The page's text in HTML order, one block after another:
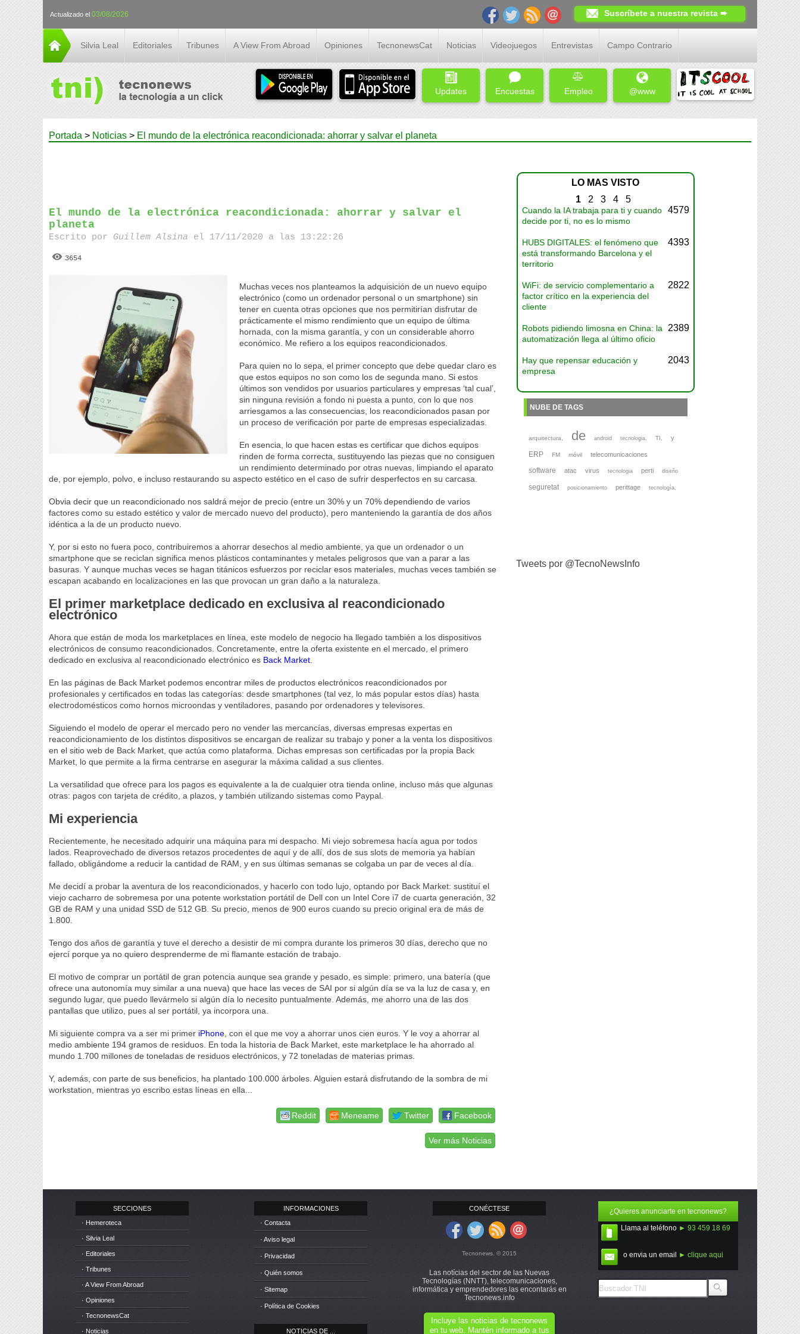
Actualizado el 03/08/2026 Suscríbete a nuestra revista ➨
Silvia Leal Editoriales Tribunes A View From Abroad Opiniones TecnonewsCat Noticias Videojuegos Entrevistas Campo Contrario
Updates Encuestas Empleo @www
Portada > Noticias > El mundo de la electrónica reacondicionada: ahorrar y salvar el planeta
El mundo de la electrónica reacondicionada: ahorrar y salvar el
planeta
Escrito por Guillem Alsina el 17/11/2020 a las 13:22:26
3654
Muchas veces nos planteamos la adquisición de un nuevo equipo
electrónico (como un ordenador personal o un smartphone) sin
tener en cuenta otras opciones que nos permitirían disfrutar de
prácticamente el mismo rendimiento que un equipo de última
hornada, con la misma garantía, y con un considerable ahorro
económico. Me refiero a los equipos reacondicionados.
Para quien no lo sepa, el primer concepto que debe quedar claro es
que estos equipos no son como los de segunda mano. Si estos
últimos son vendidos por usuarios particulares y empresas ‘tal cual’,
sin ninguna revisión a fondo ni puesta a punto, con lo que nos
arriesgamos a las consecuencias, los reacondicionados pasan por
un proceso de verificación por parte de empresas especializadas.
En esencia, lo que hacen estas es certificar que dichos equipos
rinden de forma correcta, sustituyendo las piezas que no consiguen
un rendimiento determinado por otras nuevas, limpiando el aparato
de, por ejemplo, polvo, e incluso restaurando su aspecto estético en el caso de sufrir desperfectos en su carcasa.
Obvia decir que un reacondicionado nos saldrá mejor de precio (entre un 30% y un 70% dependiendo de varios
factores como su estado estético y valor de mercado nuevo del producto), pero manteniendo la garantía de dos años
idéntica a la de un producto nuevo.
Y, por si esto no fuera poco, contribuiremos a ahorrar desechos al medio ambiente, ya que un ordenador o un
smartphone que se reciclan significa menos plásticos contaminantes y metales peligrosos que van a parar a las
basuras. Y aunque muchas veces se hagan titánicos esfuerzos por reciclar esos materiales, muchas veces también se
escapan acabando en localizaciones en las que provocan un gran daño a la naturaleza.
El primer marketplace dedicado en exclusiva al reacondicionado
electrónico
Ahora que están de moda los marketplaces en línea, este modelo de negocio ha llegado también a los dispositivos
electrónicos de consumo reacondicionados. Concretamente, entre la oferta existente en el mercado, el primero
dedicado en exclusiva al reacondicionado electrónico es Back Market
En las páginas de Back Market podemos encontrar miles de productos electrónicos reacondicionados por
profesionales y certificados en todas las categorías: desde smartphones (tal vez, lo más popular estos días) hasta
electrodomésticos como hornos microondas y ventiladores, pasando por ordenadores y televisores.
Siguiendo el modelo de operar el mercado pero no vender las mercancías, diversas empresas expertas en
reacondicionamiento de los distintos dispositivos se encargan de realizar su trabajo y poner a la venta los dispositivos
en el sitio web de Back Market, que actúa como plataforma. Dichas empresas son certificadas por la propia Back
Market, lo que permite a la firma centrarse en asegurar la máxima calidad a sus clientes.
La versatilidad que ofrece para los pagos es equivalente a la de cualquier otra tienda online, incluso más que algunas
otras: pagos con tarjeta de crédito, a plazos, y también utilizando sistemas como Paypal.
Mi experiencia
Recientemente, he necesitado adquirir una máquina para mi despacho. Mi viejo sobremesa hacía agua por todos
lados. Reaprovechado de diversos retazos procedentes de aquí y de allí, dos de sus slots de memoria ya habían
fallado, obligándome a reducir la cantidad de RAM, y en sus últimas semanas se colgaba un par de veces al día.
Me decidí a probar la aventura de los reacondicionados, y hacerlo con todo lujo, optando por Back Market: sustituí el
viejo cacharro de sobremesa por una potente workstation portátil de Dell con un Intel Core i7 de cuarta generación, 32
GB de RAM y una unidad SSD de 512 GB. Su precio, menos de 900 euros cuando su precio original era de más de
1.800.
Tengo dos años de garantía y tuve el derecho a desistir de mi compra durante los primeros 30 días, derecho que no
ejercí porque ya no quiero desprenderme de mi flamante estación de trabajo.
El motivo de comprar un portátil de gran potencia aunque sea grande y pesado, es simple: primero, una batería (que
ofrece una autonomía muy similar a una nueva) que hace las veces de SAI por si algún día se va la luz de casa y, en
segundo lugar, que puedo llevármelo si algún día lo necesito puntualmente. Además, me ahorro una de las dos
pantallas que utilizo, pues al ser portátil, ya incorpora una.
Mi siguiente compra va a ser mi primer iPhone , con el que me voy a ahorrar unos cien euros. Y le voy a ahorrar al
medio ambiente 194 gramos de residuos. En toda la historia de Back Market, este marketplace le ha ahorrado al
mundo 1.700 millones de toneladas de residuos electrónicos, y 72 toneladas de materias primas.
Y, además, con parte de sus beneficios, ha plantado 100.000 árboles. Alguien estará disfrutando de la sombra de mi
workstation, mientras yo escribo estas líneas en ella...
Facebook
Twitter
Meneame
Reddit
Ver más Noticias
LO MAS VISTO
1 2 3 4 5
Cuando la IA trabaja para ti y cuando
decide por ti, no es lo mismo
4579
HUBS DIGITALES: el fenómeno que
está transformando Barcelona y el
territorio
4393
WiFi: de servicio complementario a
factor crítico en la experiencia del
cliente
2822
Robots pidiendo limosna en China: la
automatización llega al último oficio
2389
Hay que repensar educación y
empresa
2043
NUBE DE TAGS
arquitectura, de android tecnologia, TI, y
ERP FM móvil telecomunicaciones
software atac virus tecnologia perti diseño
seguretat posicionamiento perittage tecnología,
Tweets por @TecnoNewsInfo
SECCIONES
· Hemeroteca
· Silvia Leal
· Editoriales
· Tribunes
· A View From Abroad
· Opiniones
· TecnonewsCat
· Noticias
INFORMACIONES
· Contacta
· Aviso legal
· Privacidad
· Quién somos
· Sitemap
· Política de Cookies
NOTICIAS DE ...
CONÉCTESE
Tecnonews. © 2015
Las notícias del sector de las Nuevas
Tecnologías (NNTT), telecomunicaciones,
informática y emprendedores las encontarás en
Tecnonews.info
Incluye las noticias de tecnonews
en tu web. Mantén informado a tus
¿Quieres anunciarte en tecnonews?
Llama al teléfono ► 93 459 18 69
o envia un email ► clique aqui